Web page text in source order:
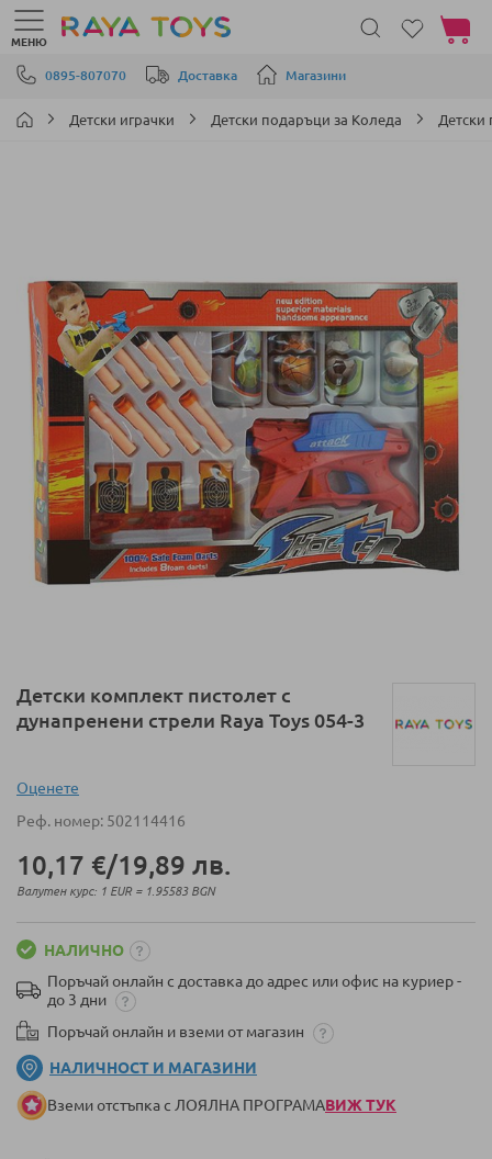
Прескачане към съдържанието
0895-807070 Доставка Магазини
МЕНЮ
Моята
Детски играчки Детски подаръци за Коледа Детски
галерията
на
изображенията
Преминете
към
началото
галерия
снимки
Детски комплект пистолет с
дунапренени стрели Raya Toys 054-3
Оценeте
Реф. номер 502114416
10,17 €/19,89 лв.
Валутен курс: 1 EUR = 1.95583 BGN
НАЛИЧНО
Поръчай онлайн с доставка до адрес или офис на куриер -
до 3 дни
Поръчай онлайн и вземи от магазин
НАЛИЧНОСТ И МАГАЗИНИ
Вземи отстъпка с ЛОЯЛНА ПРОГРАМАВИЖ ТУК